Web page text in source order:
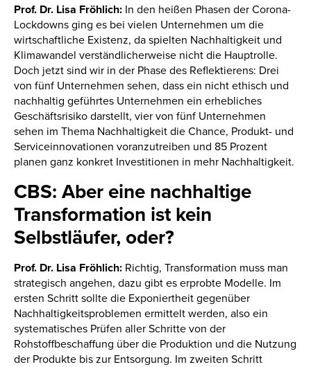
Prof. Dr. Lisa Fröhlich: In den heißen Phasen der Corona-
Lockdowns ging es bei vielen Unternehmen um die
wirtschaftliche Existenz, da spielten Nachhaltigkeit und
Klimawandel verständlicherweise nicht die Hauptrolle.
Doch jetzt sind wir in der Phase des Reflektierens: Drei
von fünf Unternehmen sehen, dass ein nicht ethisch und
nachhaltig geführtes Unternehmen ein erhebliches
Geschäftsrisiko darstellt, vier von fünf Unternehmen
sehen im Thema Nachhaltigkeit die Chance, Produkt- und
Serviceinnovationen voranzutreiben und 85 Prozent
planen ganz konkret Investitionen in mehr Nachhaltigkeit.
CBS: Aber eine nachhaltige
Transformation ist kein
Selbstläufer, oder?
Prof. Dr. Lisa Fröhlich: Richtig, Transformation muss man
strategisch angehen, dazu gibt es erprobte Modelle. Im
ersten Schritt sollte die Exponiertheit gegenüber
Nachhaltigkeitsproblemen ermittelt werden, also ein
systematisches Prüfen aller Schritte von der
Rohstoffbeschaffung über die Produktion und die Nutzung
der Produkte bis zur Entsorgung. Im zweiten Schritt